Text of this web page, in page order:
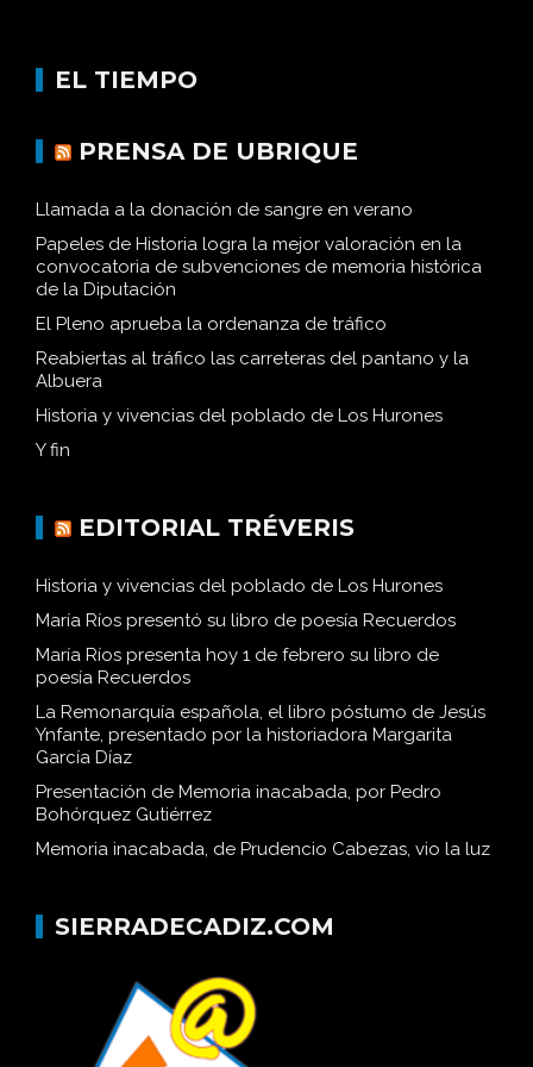
EL TIEMPO
PRENSA DE UBRIQUE
Llamada a la donación de sangre en verano
Papeles de Historia logra la mejor valoración en la
convocatoria de subvenciones de memoria histórica
de la Diputación
El Pleno aprueba la ordenanza de tráfico
Reabiertas al tráfico las carreteras del pantano y la
Albuera
Historia y vivencias del poblado de Los Hurones
Y fin
EDITORIAL TRÉVERIS
Historia y vivencias del poblado de Los Hurones
María Ríos presentó su libro de poesía Recuerdos
María Ríos presenta hoy 1 de febrero su libro de
poesía Recuerdos
La Remonarquía española, el libro póstumo de Jesús
Ynfante, presentado por la historiadora Margarita
García Díaz
Presentación de Memoria inacabada, por Pedro
Bohórquez Gutiérrez
Memoria inacabada, de Prudencio Cabezas, vio la luz
SIERRADECADIZ.COM